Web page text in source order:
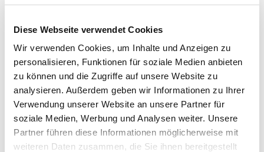
Diese Webseite verwendet Cookies
Wir verwenden Cookies, um Inhalte und Anzeigen zu
personalisieren, Funktionen für soziale Medien anbieten
zu können und die Zugriffe auf unsere Website zu
analysieren. Außerdem geben wir Informationen zu Ihrer
Verwendung unserer Website an unsere Partner für
soziale Medien, Werbung und Analysen weiter. Unsere
Partner führen diese Informationen möglicherweise mit
weiteren Daten zusammen, die Sie ihnen bereitgestellt